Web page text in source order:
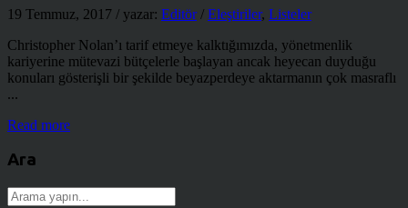
19 Temmuz, 2017 / yazar: Editör/ Eleştiriler, Listeler
Christopher Nolan’ı tarif etmeye kalktığımızda, yönetmenlik
kariyerine mütevazi bütçelerle başlayan ancak heyecan duyduğu
konuları gösterişli bir şekilde beyazperdeye aktarmanın çok masraflı
...
Read more
Ara